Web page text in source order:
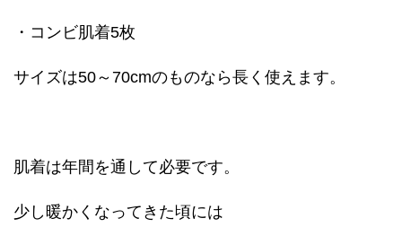
・コンビ肌着5枚
サイズは50～70cmのものなら長く使えます。
肌着は年間を通して必要です。
少し暖かくなってきた頃には